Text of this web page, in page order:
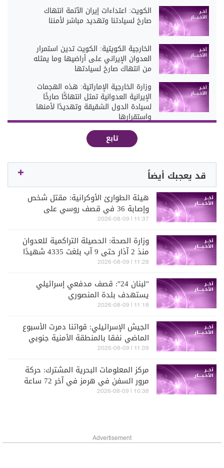
الكويت: اعتداءات إيران الآثمة انتهاك
صارخ لسيادتنا وتهديد مباشر لأمننا
الخارجية الكويتية: الكويت تدين استمرار
العدوان الإيراني على أراضيها وما يمثله
من انتهاك صارخ لسيادتها
وزارة الخارجية الإماراتية: هذه الهجمات
الإيرانية العدوانية تمثل انتهاكًا صارخًا
لسيادة الدول الشقيقة وتهديدًا لأمنها
واستقرارها
تابع
قد يعجبك أيضاً
هيئة الطوارئ الأوكرانية: مقتل شخص
وإصابة 36 في قصف روسي على
مقاطعة خاركيف
11:37 | 2026-08-09
وزارة الصحة: الحصيلة التراكمية للعدوان
منذ 2 آذار حتى 9 آب بلغت 4335 شهيدًا
و12277 جريحًا
11:28 | 2026-08-09
"لبنان 24": قصف مدفعي إسرائيلي
يستهدف بلدة المنصوري
11:18 | 2026-08-09
الجيش الإسرائيلي: قواتنا دمرت الأسبوع
الماضي نفقا بالمنطقة الأمنية جنوبي
لبنان استخدمه حزب الله
11:09 | 2026-08-09
مركز المعلومات البحرية المشترك: حركة
مرور السفن في هرمز في آخر 72 ساعة
ما زالت منخفضة
10:38 | 2026-08-09
Advertisement